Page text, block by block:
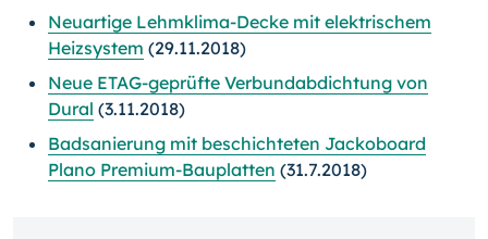
Neuartige Lehmklima-Decke mit elektrischem
Heizsystem (29.11.2018)
Neue ETAG-geprüfte Verbundabdichtung von
Dural (3.11.2018)
Badsanierung mit beschichteten Jackoboard
Plano Premium-Bauplatten (31.7.2018)